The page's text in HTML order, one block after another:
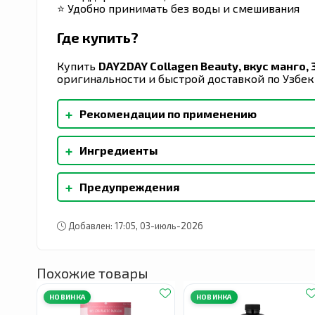
⭐ Удобно принимать без воды и смешивания
Где купить?
Купить DAY2DAY Collagen Beauty, вкус
оригинальности и быстрой доставкой по
+ Рекомендации по применению
Способ применения: Взрослым – по 1 саше в
рекомендуемую дозу. Показания к
ногтей и выпадении волос, Для увлажнения
+ Ингредиенты
Гидролизованный коллаген.
+ Предупреждения
продукта. Не превышать рекомендуемую
питание. Не является лекарственным
заболеваний.
Добавлен: 17:05, 03-июль-2026
Похожие товары
НОВИНКА НОВИНКА